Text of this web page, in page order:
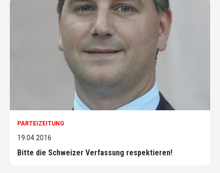
PARTEIZEITUNG
19.04.2016
Bitte die Schweizer Verfassung respektieren!